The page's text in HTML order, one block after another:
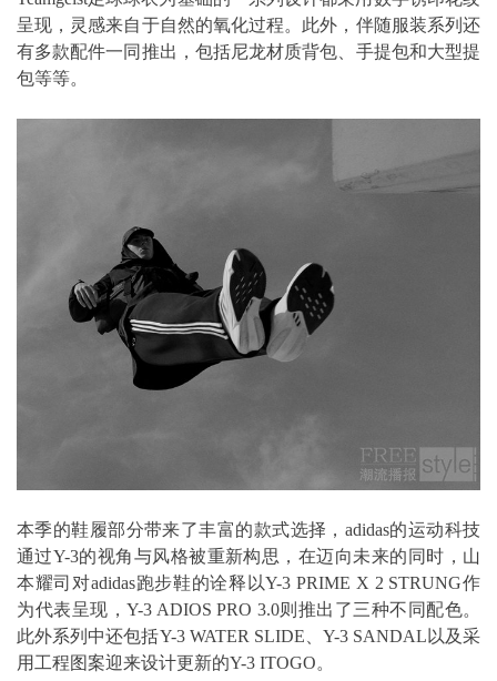
呈现，灵感来自于自然的氧化过程。此外，伴随服装系列还
有多款配件一同推出，包括尼龙材质背包、手提包和大型提
包等等。
本季的鞋履部分带来了丰富的款式选择，adidas的运动科技
通过Y-3的视角与风格被重新构思，在迈向未来的同时，山
本耀司对adidas跑步鞋的诠释以Y-3 PRIME X 2 STRUNG作
为代表呈现，Y-3 ADIOS PRO 3.0则推出了三种不同配色。
此外系列中还包括Y-3 WATER SLIDE、Y-3 SANDAL以及采
用工程图案迎来设计更新的Y-3 ITOGO。